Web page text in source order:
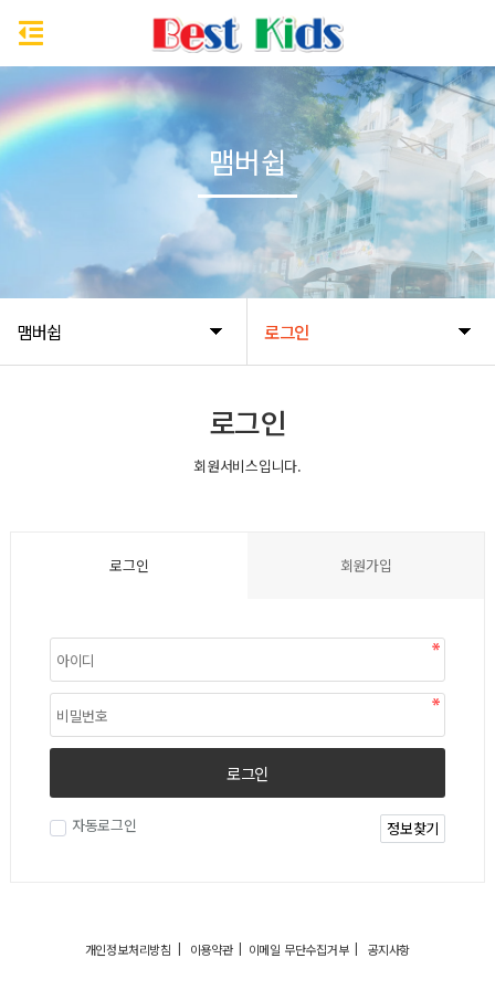
맴버쉽 로그인
맴버쉽
로그인
회원서비스입니다.
로그인 회원가입
로그인
자동로그인 정보찾기
개인정보처리방침 | 이용약관| 이메일 무단수집거부| 공지사항